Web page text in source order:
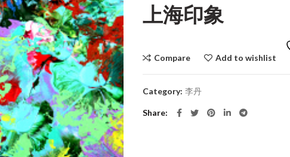
上海印象
Compare
Add to wishlist
Category: 李丹
Share